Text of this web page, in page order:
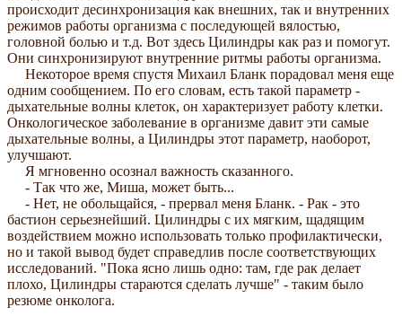
происходит десинхронизация как внешних, так и внутренних
режимов работы организма с последующей вялостью,
головной болью и т.д. Вот здесь Цилиндры как раз и помогут.
Они синхронизируют внутренние ритмы работы организма.
Некоторое время спустя Михаил Бланк порадовал меня еще
одним сообщением. По его словам, есть такой параметр -
дыхательные волны клеток, он характеризует работу клетки.
Онкологическое заболевание в организме давит эти самые
дыхательные волны, а Цилиндры этот параметр, наоборот,
улучшают.
Я мгновенно осознал важность сказанного.
- Так что же, Миша, может быть...
- Нет, не обольщайся, - прервал меня Бланк. - Рак - это
бастион серьезнейший. Цилиндры с их мягким, щадящим
воздействием можно использовать только профилактически,
но и такой вывод будет справедлив после соответствующих
исследований. "Пока ясно лишь одно: там, где рак делает
плохо, Цилиндры стараются сделать лучше" - таким было
резюме онколога.